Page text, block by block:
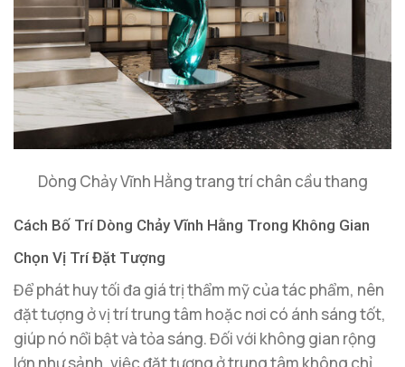
Dòng Chảy Vĩnh Hằng trang trí chân cầu thang
Cách Bố Trí Dòng Chảy Vĩnh Hằng Trong Không Gian
Chọn Vị Trí Đặt Tượng
Để phát huy tối đa giá trị thẩm mỹ của tác phẩm, nên
đặt tượng ở vị trí trung tâm hoặc nơi có ánh sáng tốt,
giúp nó nổi bật và tỏa sáng. Đối với không gian rộng